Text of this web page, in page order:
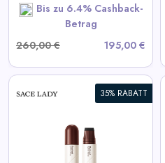
Bis zu 6.4% Cashback-
Betrag
260,00 €
195,00 €
SHOP NOW
35% RABATT
Selbstklebende Wimpern